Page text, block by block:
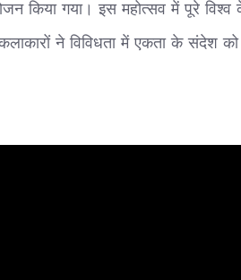
किया गया। इस महोत्सव में पूरे विश्व
ने विविधता में एकता के संदेश को